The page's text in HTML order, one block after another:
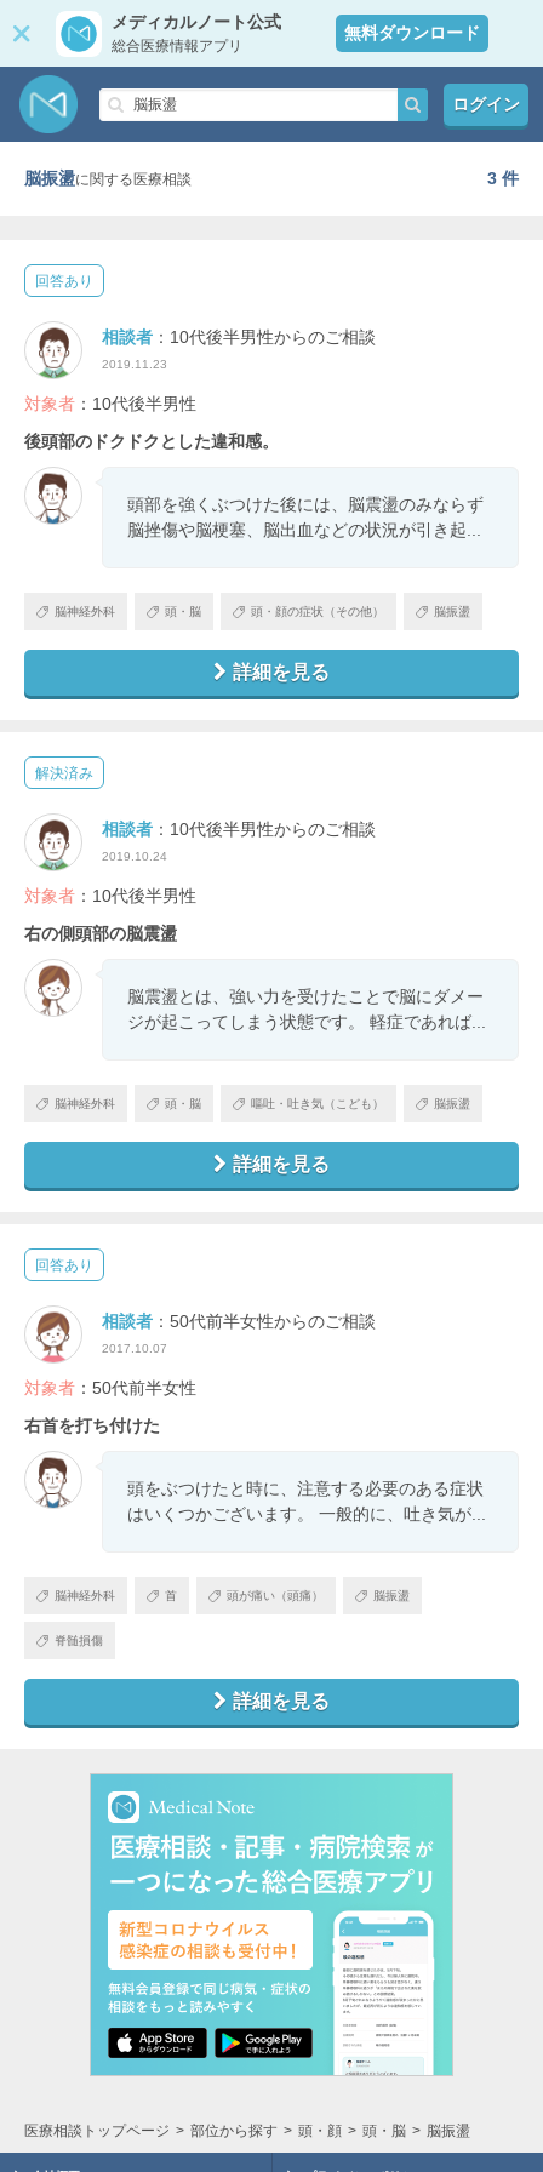
メディカルノート公式
総合医療情報アプリ
無料ダウンロード
ログイン
脳振盪に関する医療相談 3 件
回答あり
相談者 ：10代後半男性からのご相談
2019.11.23
対象者 ：10代後半男性
後頭部のドクドクとした違和感。
頭部を強くぶつけた後には、脳震盪のみならず
脳挫傷や脳梗塞、脳出血などの状況が引き起...
脳神経外科 頭・脳 頭・顔の症状（その他） 脳振盪
詳細を見る
解決済み
相談者 ：10代後半男性からのご相談
2019.10.24
対象者 ：10代後半男性
右の側頭部の脳震盪
脳震盪とは、強い力を受けたことで脳にダメー
ジが起こってしまう状態です。 軽症であれば...
脳神経外科 頭・脳 嘔吐・吐き気（こども） 脳振盪
詳細を見る
回答あり
相談者 ：50代前半女性からのご相談
2017.10.07
対象者 ：50代前半女性
右首を打ち付けた
頭をぶつけたと時に、注意する必要のある症状
はいくつかございます。 一般的に、吐き気が...
脳神経外科 首 頭が痛い（頭痛） 脳振盪
脊髄損傷
詳細を見る
医療相談トップページ 部位から探す 頭・顔 頭・脳 脳振盪